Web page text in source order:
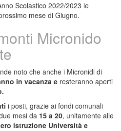
Scolastico 2022/2023 le
mese di Giugno.
Micronido
noto che anche i Micronidi di
in vacanza e resteranno aperti
i posti, grazie ai fondi comunali
mesi da 15 a 20, unitamente alle
istruzione Università e